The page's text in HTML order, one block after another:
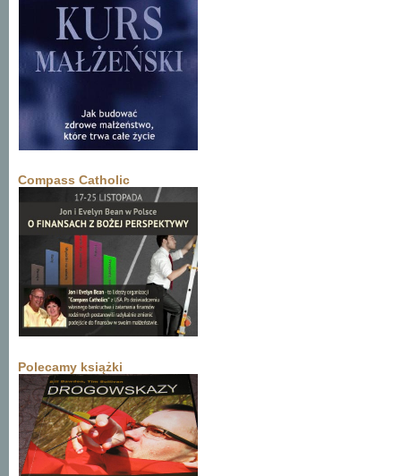
Compass Catholic
Polecamy książki